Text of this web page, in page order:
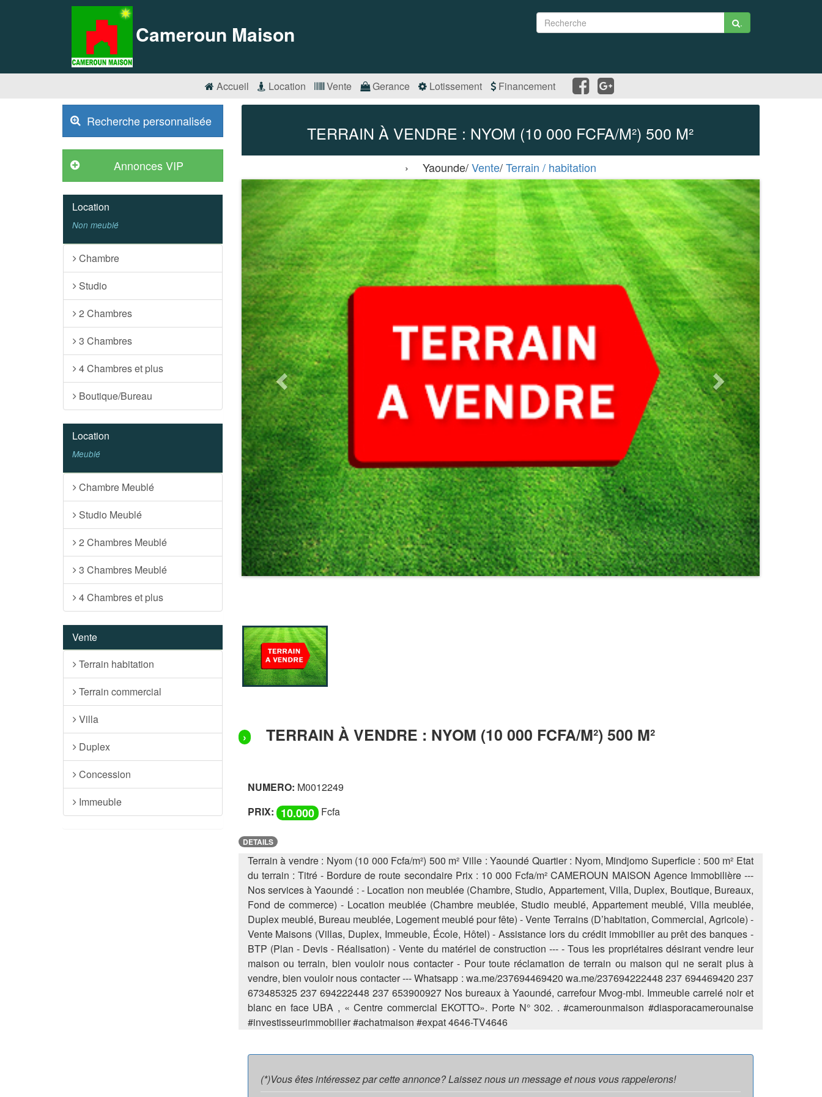
Cameroun Maison .
Accueil Location Vente Gerance Lotissement Financement
Recherche personnalisée
Location
Non meublé
Chambre
Studio
2 Chambres
3 Chambres
4 Chambres et plus
Boutique/Bureau
Location
Meublé
Chambre Meublé
Studio Meublé
2 Chambres Meublé
3 Chambres Meublé
4 Chambres et plus
Vente
Terrain habitation
Terrain commercial
Villa
Duplex
Concession
Immeuble
TERRAIN À VENDRE : NYOM (10 000 FCFA/M²) 500 M²
› Yaounde/Vente/Terrain / habitation
Précédent Suivant
› TERRAIN À VENDRE : NYOM (10 000 FCFA/M²) 500 M²
NUMERO: M0012249
PRIX: 10.000 Fcfa
DETAILS
Terrain à vendre : Nyom (10 000 Fcfa/m²) 500 m² Ville : Yaoundé Quartier : Nyom, Mindjomo Superficie : 500 m² Etat
du terrain : Titré - Bordure de route secondaire Prix : 10 000 Fcfa/m² CAMEROUN MAISON Agence Immobilière ---
Nos services à Yaoundé : - Location non meublée (Chambre, Studio, Appartement, Villa, Duplex, Boutique, Bureaux,
Fond de commerce) - Location meublée (Chambre meublée, Studio meublé, Appartement meublé, Villa meublée,
Duplex meublé, Bureau meublée, Logement meublé pour fête) - Vente Terrains (D’habitation, Commercial, Agricole) -
Vente Maisons (Villas, Duplex, Immeuble, École, Hôtel) - Assistance lors du crédit immobilier au prêt des banques -
BTP (Plan - Devis - Réalisation) - Vente du matériel de construction --- - Tous les propriétaires désirant vendre leur
maison ou terrain, bien vouloir nous contacter - Pour toute réclamation de terrain ou maison qui ne serait plus à
vendre, bien vouloir nous contacter --- Whatsapp : wa.me/237694469420 wa.me/237694222448 237 694469420 237
673485325 237 694222448 237 653900927 Nos bureaux à Yaoundé, carrefour Mvog-mbi. Immeuble carrelé noir et
blanc en face UBA , « Centre commercial EKOTTO». Porte N° 302. . #camerounmaison #diasporacamerounaise
#investisseurimmobilier #achatmaison #expat 4646-TV4646
(*)Vous êtes intéressez par cette annonce? Laissez nous un message et nous vous rappelerons!